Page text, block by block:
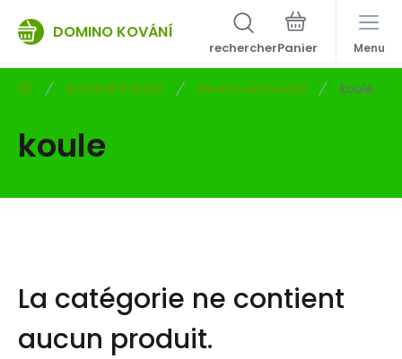
DOMINO KOVÁNÍ
rechercher Menu
KOVÁNÍ A KLIKY Nerezové kování koule
koule
La catégorie ne contient
aucun produit.